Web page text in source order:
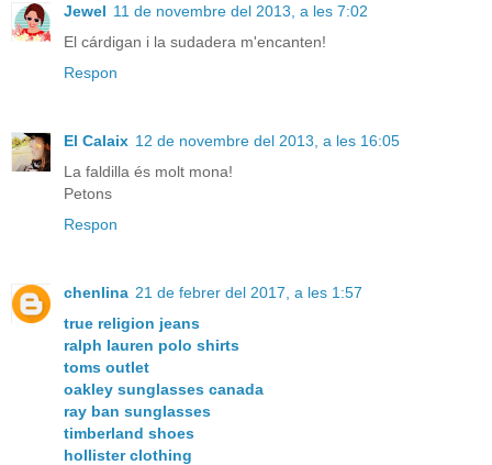
Jewel 11 de novembre del 2013, a les 7:02
El cárdigan i la sudadera m'encanten!
Respon
El Calaix 12 de novembre del 2013, a les 16:05
La faldilla és molt mona!
Petons
Respon
chenlina 21 de febrer del 2017, a les 1:57
true religion jeans
ralph lauren polo shirts
toms outlet
oakley sunglasses canada
ray ban sunglasses
timberland shoes
hollister clothing